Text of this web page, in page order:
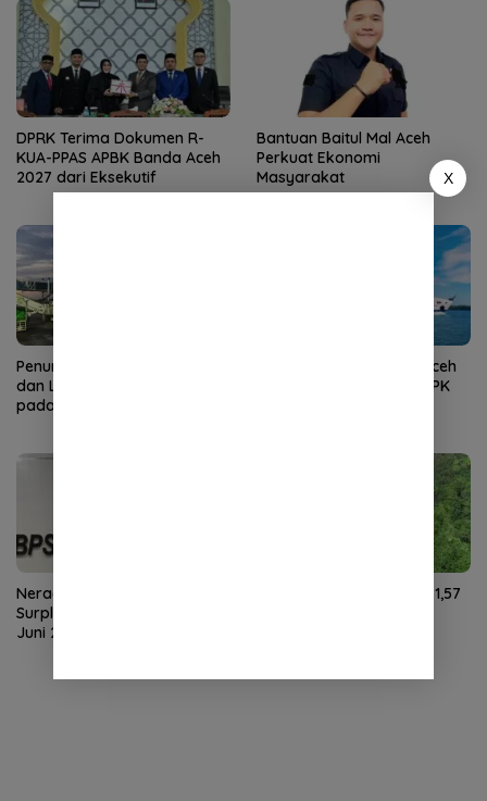
DPRK Terima Dokumen R-
KUA-PPAS APBK Banda Aceh
2027 dari Eksekutif
Bantuan Baitul Mal Aceh
Perkuat Ekonomi
Masyarakat
Penumpang Angkutan Udara
dan Laut di Aceh Meningkat
pada Juni 2026
Kunjungan Wisman ke Aceh
Turun pada Juni 2026, TPK
Neraca Perdagangan Aceh
Surplus US$59,27 Juta pada
Juni 2026
NTP Aceh Juli 2026 Naik 1,57
X